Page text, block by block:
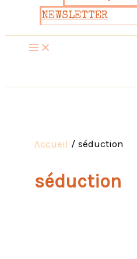
NEWSLETTER
Accueil séduction
séduction